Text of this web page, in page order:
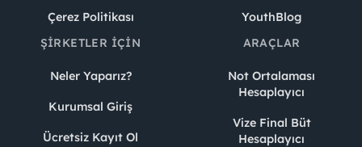
Çerez Politikası
YouthBlog
ŞIRKETLER İÇIN
Neler Yaparız?
Kurumsal Giriş
Ücretsiz Kayıt Ol
ARAÇLAR
Not Ortalaması
Hesaplayıcı
Vize Final Büt
Hesaplayıcı